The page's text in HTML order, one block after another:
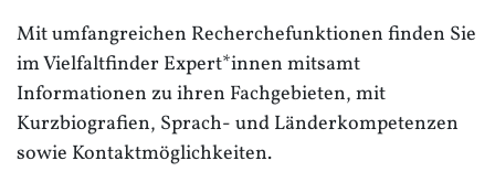
Mit umfangreichen Recherchefunktionen finden Sie
im Vielfaltfinder Expert*innen mitsamt
Informationen zu ihren Fachgebieten, mit
Kurzbiografien, Sprach- und Länderkompetenzen
sowie Kontaktmöglichkeiten.